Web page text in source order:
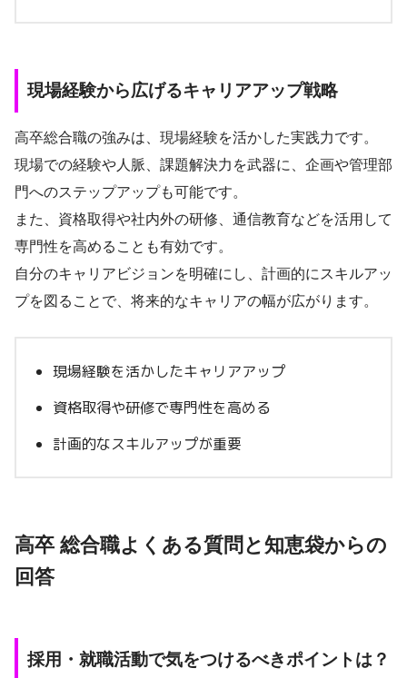
現場経験から広げるキャリアアップ戦略
高卒総合職の強みは、現場経験を活かした実践力です。
現場での経験や人脈、課題解決力を武器に、企画や管理部
門へのステップアップも可能です。
また、資格取得や社内外の研修、通信教育などを活用して
専門性を高めることも有効です。
自分のキャリアビジョンを明確にし、計画的にスキルアッ
プを図ることで、将来的なキャリアの幅が広がります。
現場経験を活かしたキャリアアップ
資格取得や研修で専門性を高める
計画的なスキルアップが重要
高卒 総合職よくある質問と知恵袋からの
回答
採用・就職活動で気をつけるべきポイントは？